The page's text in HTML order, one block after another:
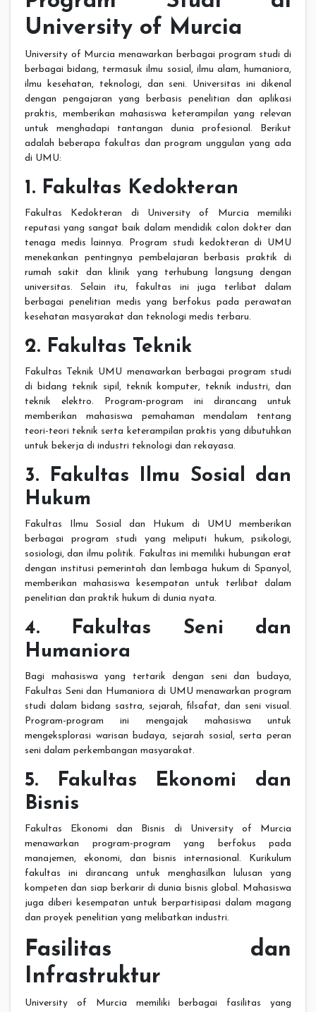
University of Murcia
University of Murcia menawarkan berbagai program studi di
berbagai bidang, termasuk ilmu sosial, ilmu alam, humaniora,
ilmu kesehatan, teknologi, dan seni. Universitas ini dikenal
dengan pengajaran yang berbasis penelitian dan aplikasi
praktis, memberikan mahasiswa keterampilan yang relevan
untuk menghadapi tantangan dunia profesional. Berikut
adalah beberapa fakultas dan program unggulan yang ada
di UMU:
1. Fakultas Kedokteran
Fakultas Kedokteran di University of Murcia memiliki
reputasi yang sangat baik dalam mendidik calon dokter dan
tenaga medis lainnya. Program studi kedokteran di UMU
menekankan pentingnya pembelajaran berbasis praktik di
rumah sakit dan klinik yang terhubung langsung dengan
universitas. Selain itu, fakultas ini juga terlibat dalam
berbagai penelitian medis yang berfokus pada perawatan
kesehatan masyarakat dan teknologi medis terbaru.
2. Fakultas Teknik
Fakultas Teknik UMU menawarkan berbagai program studi
di bidang teknik sipil, teknik komputer, teknik industri, dan
teknik elektro. Program-program ini dirancang untuk
memberikan mahasiswa pemahaman mendalam tentang
teori-teori teknik serta keterampilan praktis yang dibutuhkan
untuk bekerja di industri teknologi dan rekayasa.
3. Fakultas Ilmu Sosial dan
Hukum
Fakultas Ilmu Sosial dan Hukum di UMU memberikan
berbagai program studi yang meliputi hukum, psikologi,
sosiologi, dan ilmu politik. Fakultas ini memiliki hubungan erat
dengan institusi pemerintah dan lembaga hukum di Spanyol,
memberikan mahasiswa kesempatan untuk terlibat dalam
penelitian dan praktik hukum di dunia nyata.
4. Fakultas Seni dan
Humaniora
Bagi mahasiswa yang tertarik dengan seni dan budaya,
Fakultas Seni dan Humaniora di UMU menawarkan program
studi dalam bidang sastra, sejarah, filsafat, dan seni visual.
Program-program ini mengajak mahasiswa untuk
mengeksplorasi warisan budaya, sejarah sosial, serta peran
seni dalam perkembangan masyarakat.
5. Fakultas Ekonomi dan
Bisnis
Fakultas Ekonomi dan Bisnis di University of Murcia
menawarkan program-program yang berfokus pada
manajemen, ekonomi, dan bisnis internasional. Kurikulum
fakultas ini dirancang untuk menghasilkan lulusan yang
kompeten dan siap berkarir di dunia bisnis global. Mahasiswa
juga diberi kesempatan untuk berpartisipasi dalam magang
dan proyek penelitian yang melibatkan industri.
Fasilitas dan
Infrastruktur
University of Murcia memiliki berbagai fasilitas yang